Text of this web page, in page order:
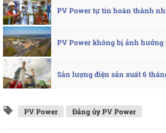
PV Power tự tin hoàn thành
PV Power không bị ảnh
Sản lượng điện sản xuất 6
PV Power Đảng ủy PV Power